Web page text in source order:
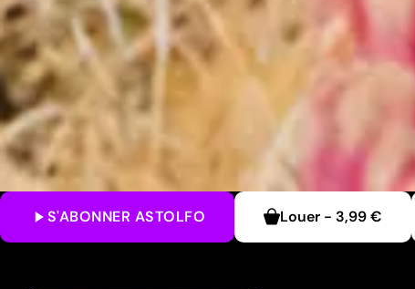
S'ABONNER ASTOLFO Louer - 3,99 €